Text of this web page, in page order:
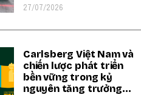
27/07/2026
Carlsberg Việt Nam và
chiến lược phát triển
bền vững trong kỷ
nguyên tăng trưởng